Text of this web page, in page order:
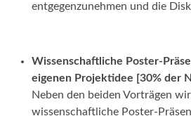
entgegenzunehmen und die
Wissenschaftliche Poster-
eigenen Projektidee [30% der
Neben den beiden Vorträgen
wissenschaftliche Poster-